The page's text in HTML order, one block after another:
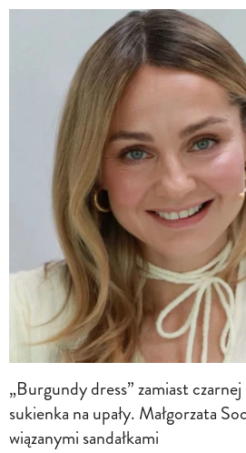
„Burgundy dress” zamiast
sukienka na upały. Małgorzata
wiązanymi sandałkami